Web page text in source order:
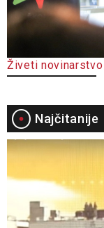
Živeti
Najčitanije